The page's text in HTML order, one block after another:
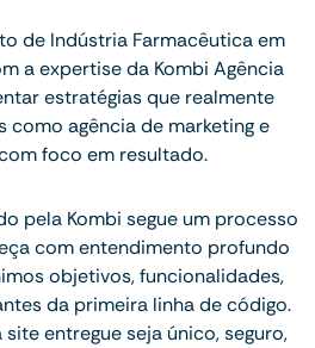
de Indústria Farmacêutica em
a expertise da Kombi Agência
estratégias que realmente
como agência de marketing e
foco em resultado.
pela Kombi segue um processo
com entendimento profundo
objetivos, funcionalidades,
da primeira linha de código.
entregue seja único, seguro,